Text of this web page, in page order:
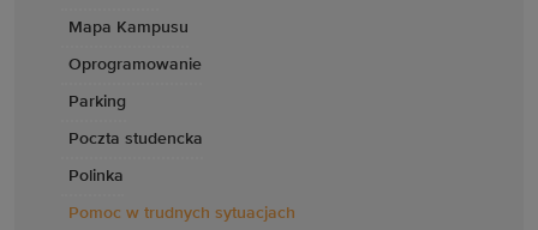
Mapa Kampusu
Oprogramowanie
Parking
Poczta studencka
Polinka
Pomoc w trudnych sytuacjach